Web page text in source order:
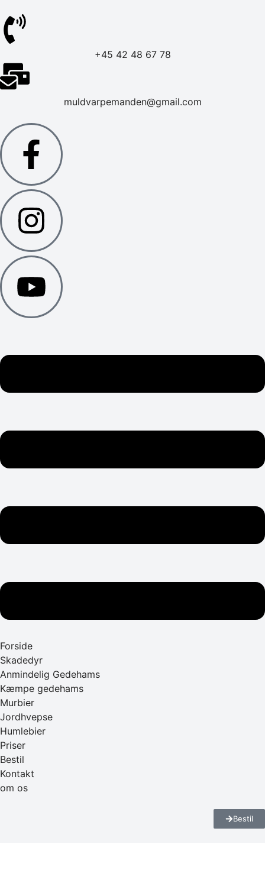
+45 42 48 67 78
muldvarpemanden@gmail.com
Forside
Skadedyr
Anmindelig Gedehams
Kæmpe gedehams
Murbier
Jordhvepse
Humlebier
Priser
Bestil
Kontakt
om os
Bestil